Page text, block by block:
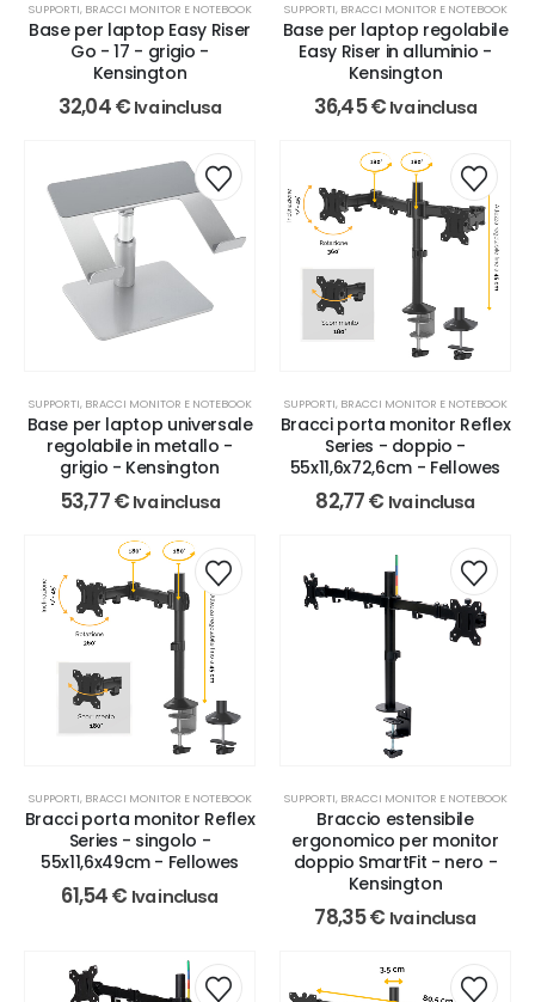
SUPPORTI, BRACCI MONITOR E NOTEBOOK
Base per laptop Easy Riser
Go - 17 - grigio -
Kensington
32,04€ Iva inclusa
SUPPORTI, BRACCI MONITOR E NOTEBOOK
Base per laptop regolabile
Easy Riser in alluminio -
Kensington
36,45€ Iva inclusa
SUPPORTI, BRACCI MONITOR E NOTEBOOK
Base per laptop universale
regolabile in metallo -
grigio - Kensington
53,77€ Iva inclusa
SUPPORTI, BRACCI MONITOR E NOTEBOOK
Bracci porta monitor Reflex
Series - doppio -
55x11,6x72,6cm - Fellowes
82,77€ Iva inclusa
SUPPORTI, BRACCI MONITOR E NOTEBOOK
Bracci porta monitor Reflex
Series - singolo -
55x11,6x49cm - Fellowes
61,54€ Iva inclusa
SUPPORTI, BRACCI MONITOR E NOTEBOOK
Braccio estensibile
ergonomico per monitor
doppio SmartFit - nero -
Kensington
78,35€ Iva inclusa